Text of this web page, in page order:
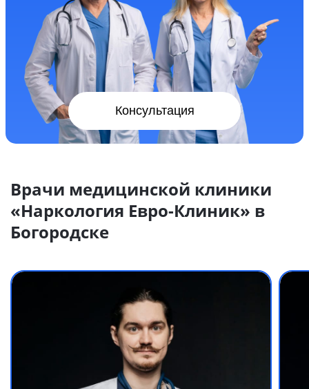
Консультация
Врачи медицинской клиники
«Наркология Евро-Клиник» в
Богородске